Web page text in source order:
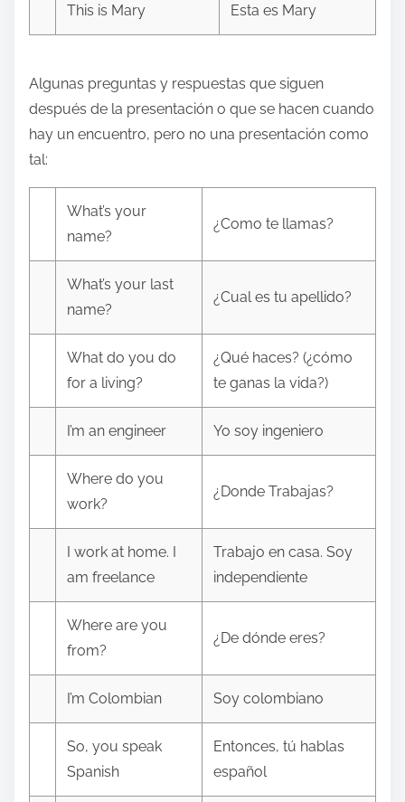
This is Mary Esta es Mary
Algunas preguntas y respuestas que siguen
después de la presentación o que se hacen cuando
hay un encuentro, pero no una presentación como
tal:
What’s your
name?
¿Como te llamas?
What’s your last
name?
¿Cual es tu apellido?
What do you do
for a living?
¿Qué haces? (¿cómo
te ganas la vida?)
I’m an engineer Yo soy ingeniero
Where do you
work?
¿Donde Trabajas?
I work at home. I
am freelance
Trabajo en casa. Soy
independiente
Where are you
from?
¿De dónde eres?
I’m Colombian Soy colombiano
So, you speak
Spanish
Entonces, tú hablas
español